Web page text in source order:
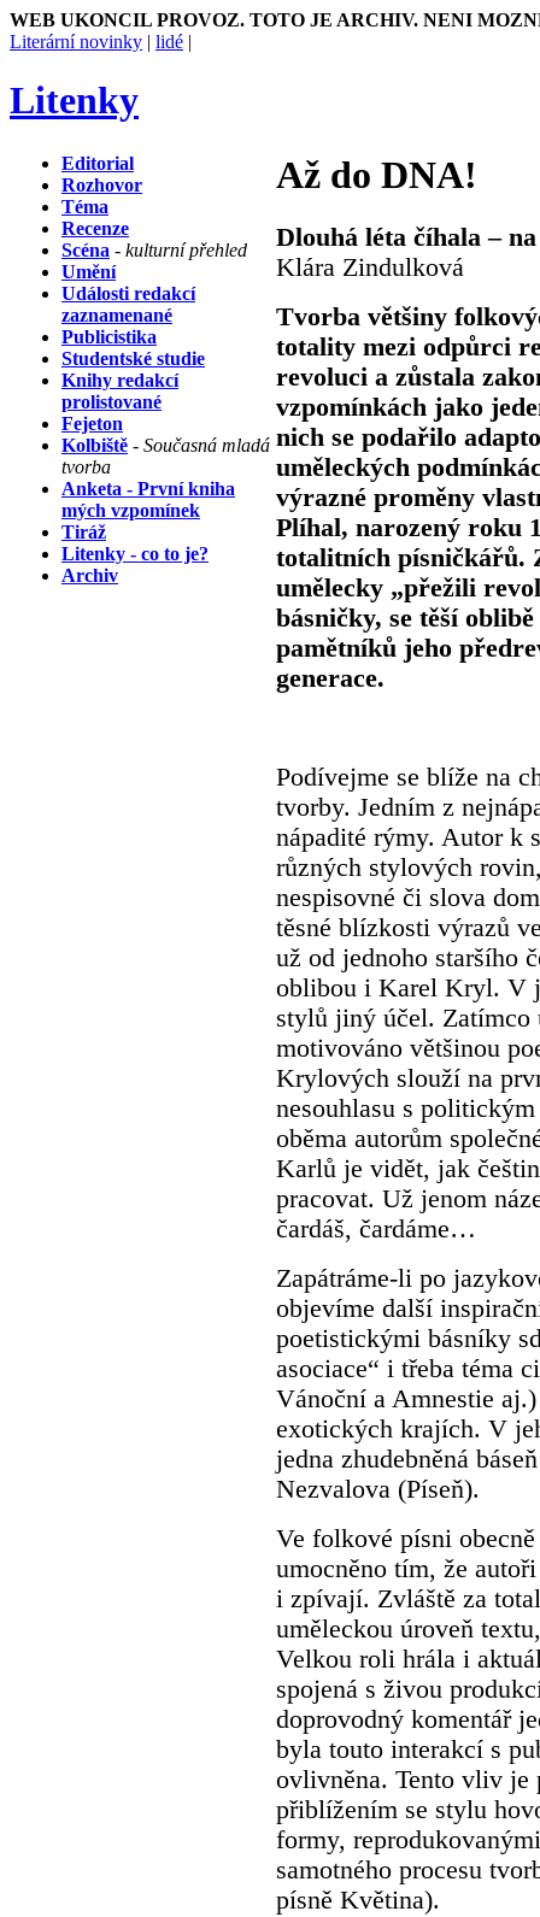
WEB UKONCIL PROVOZ. TOTO JE ARCHIV. NENI
Literární novinky | lidé |
Litenky
Editorial
Rozhovor
Téma
Recenze
Scéna - kulturní přehled
Umění
Události redakcí
zaznamenané
Publicistika
Studentské studie
Knihy redakcí
prolistované
Fejeton
Kolbiště - Současná mladá
tvorba
Anketa - První kniha
mých vzpomínek
Tiráž
Litenky - co to je?
Archiv
Až do DNA!
Dlouhá léta číhala –
Klára Zindulková
Tvorba většiny
totality mezi odpůrci
revoluci a zůstala
vzpomínkách jako
nich se podařilo
uměleckých
výrazné proměny
Plíhal, narozený roku
totalitních písničkářů.
umělecky „přežili
básničky, se těší
pamětníků jeho
generace.
Podívejme se blíže na
tvorby. Jedním z
nápadité rýmy. Autor k
různých stylových
nespisovné či slova
těsné blízkosti výrazů
už od jednoho staršího
oblibou i Karel Kryl. V
stylů jiný účel. Zatímco
motivováno většinou
Krylových slouží na
nesouhlasu s
oběma autorům
Karlů je vidět, jak
pracovat. Už jenom
čardáš, čardáme…
Zapátráme-li po
objevíme další
poetistickými básníky
asociace“ i třeba téma
Vánoční a Amnestie
exotických krajích. V
jedna zhudebněná
Nezvalova (Píseň).
Ve folkové písni
umocněno tím, že
i zpívají. Zvláště za
uměleckou úroveň
Velkou roli hrála i
spojená s živou
doprovodný komentář
byla touto interakcí s
ovlivněna. Tento vliv je
přiblížením se stylu
formy,
samotného procesu
písně Květina).